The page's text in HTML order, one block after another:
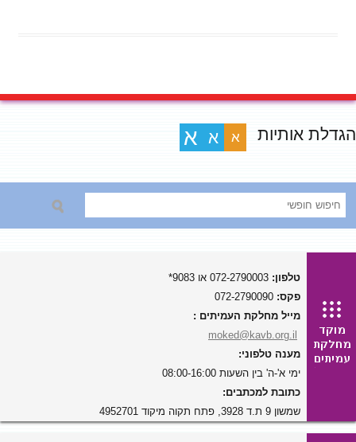
הגדלת אותיות א א א
טלפון:
פקס:
מייל מחלקת העמיתים :
moked@kavb.org.il
מענה טלפוני:
ימי א'-ה' בין השעות 08:00-16:00
כתובת למכתבים:
שמשון 9 ת.ד 3928, פתח תקוה מיקוד 4952701